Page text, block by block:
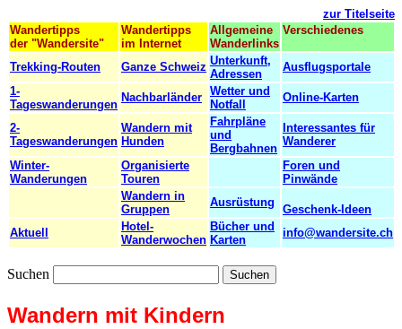
zur Titelseite
Wandertipps
der "Wandersite"
Wandertipps
im Internet
Allgemeine
Wanderlinks
Verschiedenes
Trekking-Routen Ganze Schweiz Unterkunft,
Adressen
Ausflugsportale
1-
Tageswanderungen
Nachbarländer Wetter und
Notfall
Online-Karten
2-
Tageswanderungen
Wandern mit
Hunden
Fahrpläne
und
Bergbahnen
Interessantes für
Wanderer
Winter-
Wanderungen
Organisierte
Touren
Foren und
Pinwände
Wandern in
Gruppen
Ausrüstung
Geschenk-Ideen
Aktuell
Hotel-
Wanderwochen
Bücher und
Karten
info@wandersite.ch
Suchen
Wandern mit Kindern